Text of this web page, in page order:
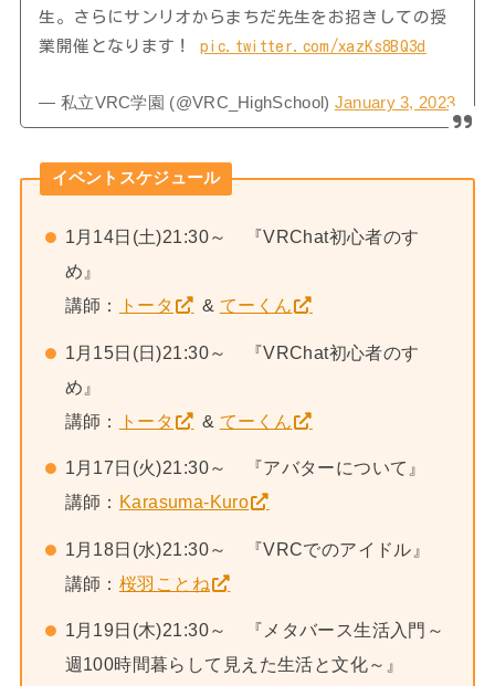
生。さらにサンリオからまちだ先生をお招きしての授
業開催となります！pic.twitter.com/xazKs8BQ3d
— 私立VRC学園 (@VRC_HighSchool) January 3, 2023
イベントスケジュール
1月14日(土)21:30～ 『VRChat初心者のすゝ
め』
講師：
トータ & てーくん
1月15日(日)21:30～ 『VRChat初心者のすゝ
め』
講師：
トータ & てーくん
1月17日(火)21:30～ 『アバターについて』
講師： Karasuma-Kuro
1月18日(水)21:30～ 『VRCでのアイドル』
講師： 桜羽ことね
1月19日(木)21:30～ 『メタバース生活入門～
週100時間暮らして見えた生活と文化～』